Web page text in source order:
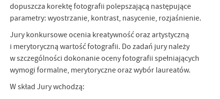
dopuszcza korektę fotografii polepszającą następujące
parametry: wyostrzanie, kontrast, nasycenie, rozjaśnienie.
Jury konkursowe ocenia kreatywność oraz artystyczną
i merytoryczną wartość fotografii. Do zadań jury należy
w szczególności dokonanie oceny fotografii spełniających
wymogi formalne, merytoryczne oraz wybór laureatów.
W skład Jury wchodzą: